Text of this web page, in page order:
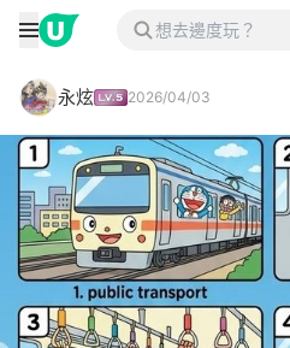
永炫 2026/04/03